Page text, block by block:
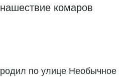
комаров
по улице Необычное